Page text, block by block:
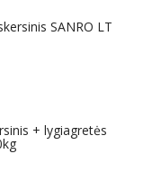
SANRO LT
+ lygiagretės